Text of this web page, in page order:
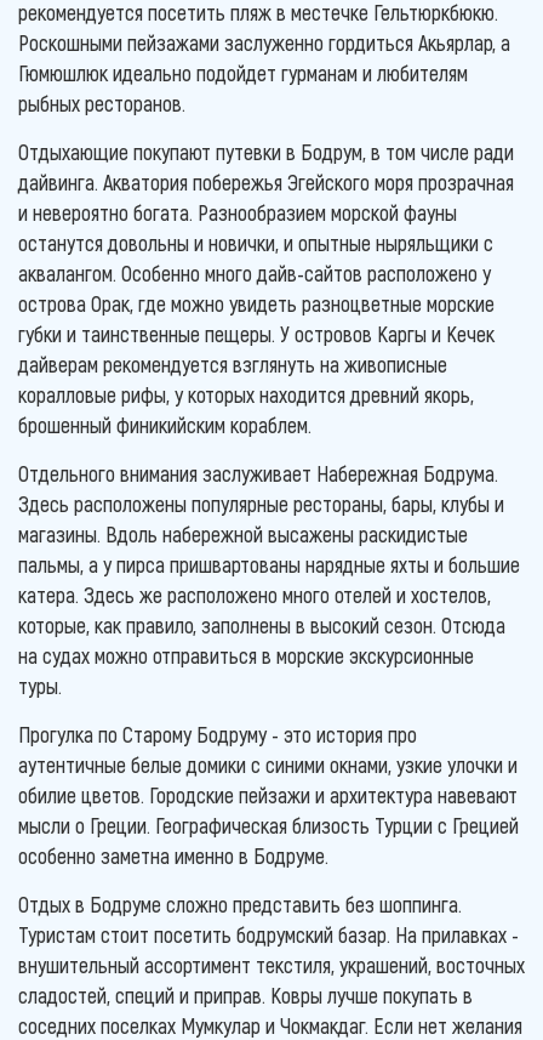
рекомендуется посетить пляж в местечке Гельтюркбюкю.
Роскошными пейзажами заслуженно гордиться Акьярлар, а
Гюмюшлюк идеально подойдет гурманам и любителям
рыбных ресторанов.
Отдыхающие покупают путевки в Бодрум, в том числе ради
дайвинга. Акватория побережья Эгейского моря прозрачная
и невероятно богата. Разнообразием морской фауны
останутся довольны и новички, и опытные ныряльщики с
аквалангом. Особенно много дайв-сайтов расположено у
острова Орак, где можно увидеть разноцветные морские
губки и таинственные пещеры. У островов Каргы и Кечек
дайверам рекомендуется взглянуть на живописные
коралловые рифы, у которых находится древний якорь,
брошенный финикийским кораблем.
Отдельного внимания заслуживает Набережная Бодрума.
Здесь расположены популярные рестораны, бары, клубы и
магазины. Вдоль набережной высажены раскидистые
пальмы, а у пирса пришвартованы нарядные яхты и большие
катера. Здесь же расположено много отелей и хостелов,
которые, как правило, заполнены в высокий сезон. Отсюда
на судах можно отправиться в морские экскурсионные
туры.
Прогулка по Старому Бодруму - это история про
аутентичные белые домики с синими окнами, узкие улочки и
обилие цветов. Городские пейзажи и архитектура навевают
мысли о Греции. Географическая близость Турции с Грецией
особенно заметна именно в Бодруме.
Отдых в Бодруме сложно представить без шоппинга.
Туристам стоит посетить бодрумский базар. На прилавках -
внушительный ассортимент текстиля, украшений, восточных
сладостей, специй и приправ. Ковры лучше покупать в
соседних поселках Мумкулар и Чокмакдаг. Если нет желания